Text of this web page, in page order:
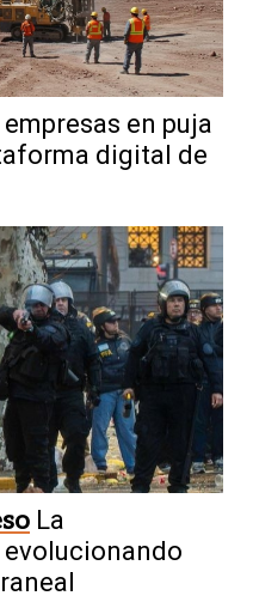
empresas en puja
digital de
La